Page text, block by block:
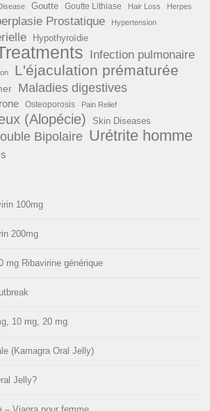
Goutte Goutte Lithiase Hair Loss Herpes
Prostatique Hypertension
Hypothyroïdie
Infection pulmonaire
L'éjaculation prématurée
Maladies digestives
Osteoporosis Pain Relief
(Alopécie) Skin Diseases
Bipolaire Urétrite homme
100mg
200mg
mg Ribavirine générique
10 mg, 20 mg
(Kamagra Oral Jelly)
Jelly?